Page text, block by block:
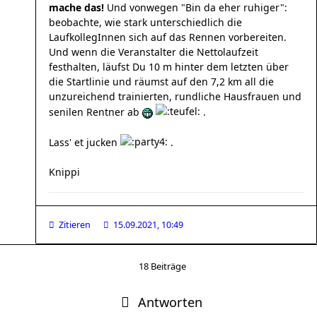
mache das! Und vonwegen "Bin da eher ruhiger":
beobachte, wie stark unterschiedlich die
LaufkollegInnen sich auf das Rennen vorbereiten.
Und wenn die Veranstalter die Nettolaufzeit
festhalten, läufst Du 10 m hinter dem letzten über
die Startlinie und räumst auf den 7,2 km all die
unzureichend trainierten, rundliche Hausfrauen und
senilen Rentner ab
.
Lass' et jucken .
Knippi
Zitieren 15.09.2021, 10:49
18 Beiträge
Antworten